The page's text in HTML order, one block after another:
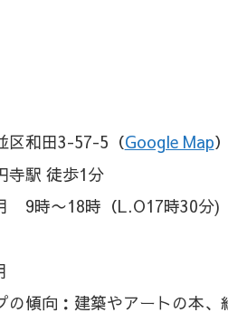
区和田3-57-5（Google Map）
寺駅 徒歩1分
9時〜18時（L.O17時30分
の傾向：建築やアートの本、